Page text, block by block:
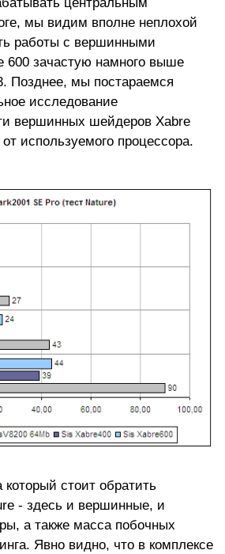
мы видим вполне неплохой
работы с вершинными
600 зачастую намного выше
Позднее, мы постараемся
исследование
вершинных шейдеров Xabre
используемого процессора.
стоит обратить
- здесь и вершинные, и
а также масса побочных
Явно видно, что в комплексе